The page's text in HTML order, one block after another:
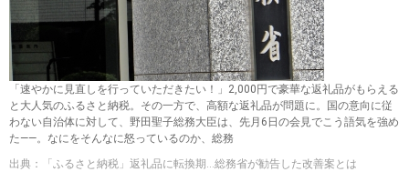
「速やかに見直しを行っていただきたい！」2,000円で豪華な返礼品がもらえる
と大人気のふるさと納税。その一方で、高額な返礼品が問題に。国の意向に従
わない自治体に対して、野田聖子総務大臣は、先月6日の会見でこう語気を強め
た――。なにをそんなに怒っているのか、総務
出典：「ふるさと納税」返礼品に転換期…総務省が勧告した改善案とは